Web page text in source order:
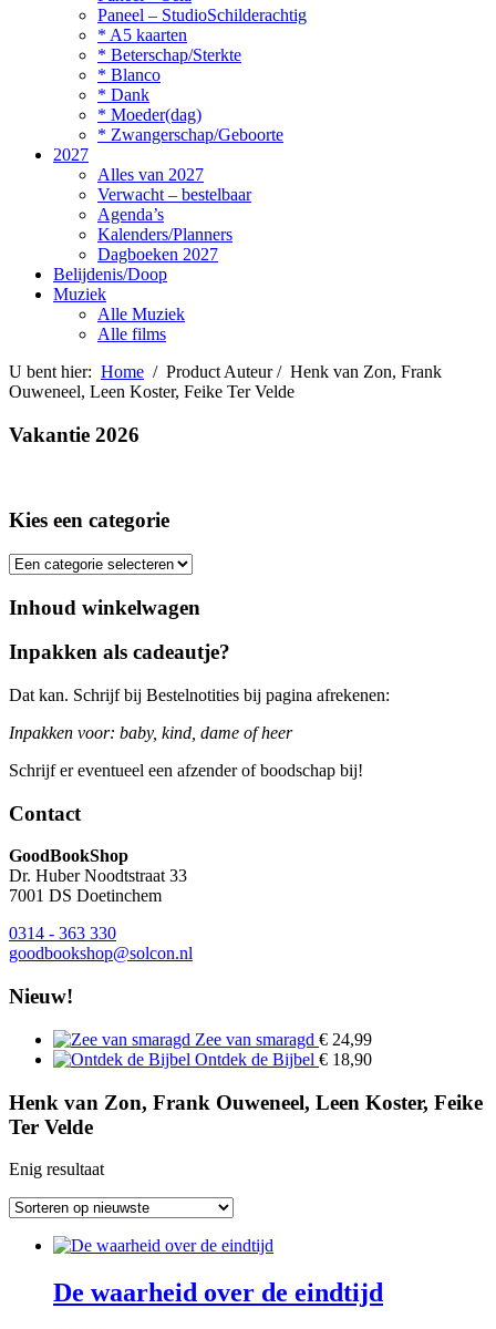
Paneel – StudioSchilderachtig
* A5 kaarten
* Beterschap/Sterkte
* Blanco
* Dank
* Moeder(dag)
* Zwangerschap/Geboorte
2027
Alles van 2027
Verwacht – bestelbaar
Agenda’s
Kalenders/Planners
Dagboeken 2027
Belijdenis/Doop
Muziek
Alle Muziek
Alle films
U bent hier: Home / Product Auteur / Henk van Zon, Frank
Ouweneel, Leen Koster, Feike Ter Velde
Vakantie 2026
Kies een categorie
Inhoud winkelwagen
Inpakken als cadeautje?
Dat kan. Schrijf bij Bestelnotities bij pagina afrekenen:
Inpakken voor: baby, kind, dame of heer
Schrijf er eventueel een afzender of boodschap bij!
Contact
GoodBookShop
Dr. Huber Noodtstraat 33
7001 DS Doetinchem
0314 - 363 330
goodbookshop@solcon.nl
Nieuw!
Zee van smaragd € 24,99
Ontdek de Bijbel € 18,90
Henk van Zon, Frank Ouweneel, Leen Koster, Feike
Ter Velde
Enig resultaat
De waarheid over de eindtijd